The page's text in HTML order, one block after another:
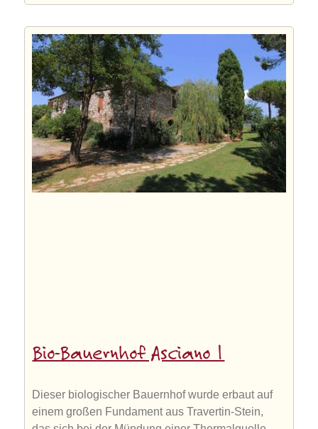
Bio-Bauernhof Asciano 1
Dieser biologischer Bauernhof wurde erbaut auf
einem großen Fundament aus Travertin-Stein,